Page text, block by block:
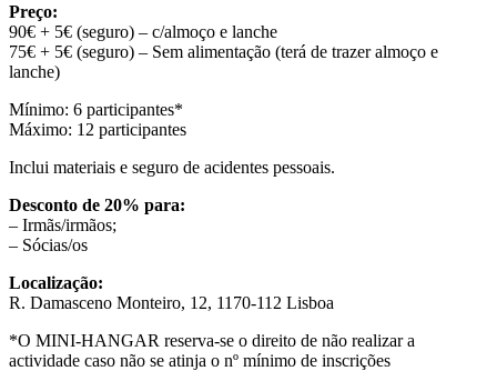
Preço:
90€ + 5€ (seguro) – c/almoço e lanche
75€ + 5€ (seguro) – Sem alimentação (terá de trazer almoço e
lanche)
Mínimo: 6 participantes*
Máximo: 12 participantes
Inclui materiais e seguro de acidentes pessoais.
Desconto de 20% para:
– Irmãs/irmãos;
– Sócias/os
Localização:
R. Damasceno Monteiro, 12, 1170-112 Lisboa
*O MINI-HANGAR reserva-se o direito de não realizar a
actividade caso não se atinja o nº mínimo de inscrições